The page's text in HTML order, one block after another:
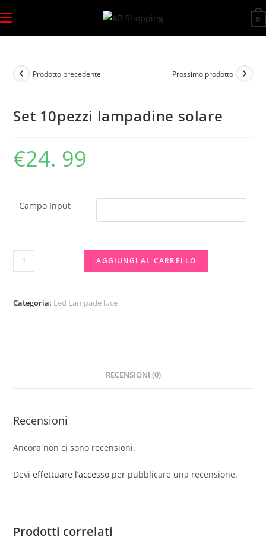
al
contenuto
0
Prodotto precedente Prossimo prodotto
Set 10pezzi lampadine solare
€24. 99
Campo Input
Set
10pezzi
solare
AGGIUNGI AL CARRELLO
Categoria: Led Lampade luce
RECENSIONI (0)
Recensioni
Ancora non ci sono recensioni.
Devieffettuare l’accesso per pubblicare una recensione.
Prodotti correlati